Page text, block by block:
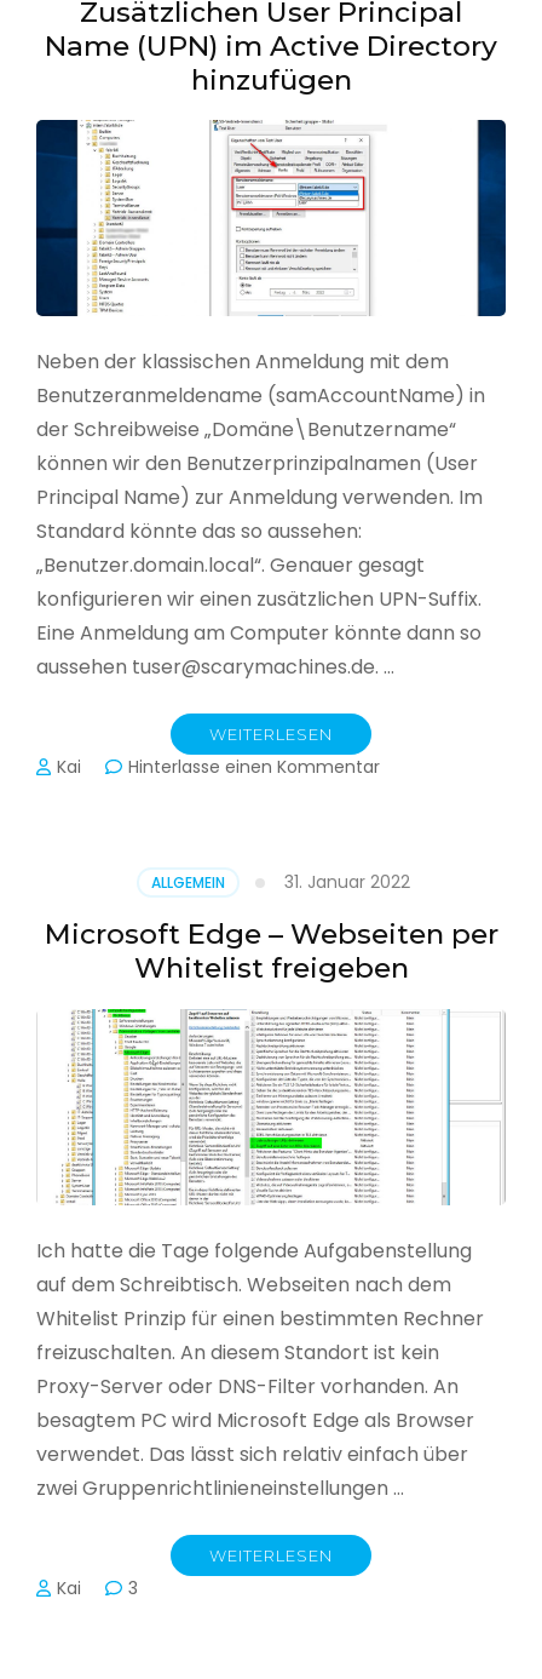
Zusätzlichen User Principal
Name (UPN) im Active Directory
hinzufügen
Neben der klassischen Anmeldung mit dem
Benutzeranmeldename (samAccountName) in
der Schreibweise „Domäne\Benutzername“
können wir den Benutzerprinzipalnamen (User
Principal Name) zur Anmeldung verwenden. Im
Standard könnte das so aussehen:
„Benutzer.domain.local“. Genauer gesagt
konfigurieren wir einen zusätzlichen UPN-Suffix.
Eine Anmeldung am Computer könnte dann so
aussehen tuser@scarymachines.de. …
WEITERLESEN
Kai Hinterlasse einen Kommentarzu
(UPN)
im
Active
Directory
ALLGEMEIN 31. Januar 2022
Microsoft Edge – Webseiten per
Whitelist freigeben
Ich hatte die Tage folgende Aufgabenstellung
auf dem Schreibtisch. Webseiten nach dem
Whitelist Prinzip für einen bestimmten Rechner
freizuschalten. An diesem Standort ist kein
Proxy-Server oder DNS-Filter vorhanden. An
besagtem PC wird Microsoft Edge als Browser
verwendet. Das lässt sich relativ einfach über
zwei Gruppenrichtlinieneinstellungen …
WEITERLESEN
Kai 3